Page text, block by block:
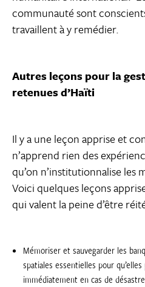
communauté sont
travaillent à y remédier.
Autres leçons pour la
retenues d’Haïti
Il y a une leçon apprise et
n’apprend rien des
qu’on n’institutionnalise les
Voici quelques leçons
qui valent la peine d’être
Mémoriser et sauvegarder les
spatiales essentielles pour
immédiatement en cas de